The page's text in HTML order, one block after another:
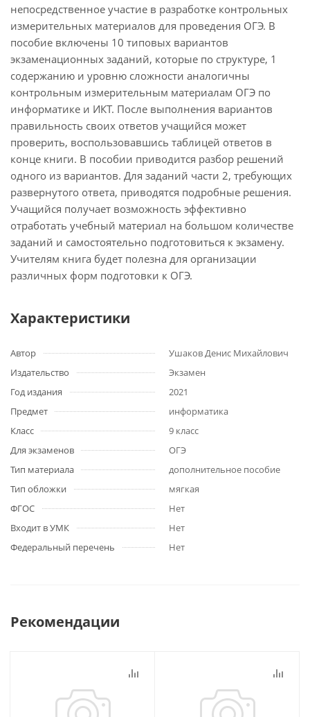
непосредственное участие в разработке контрольных
измерительных материалов для проведения ОГЭ. В
пособие включены 10 типовых вариантов
экзаменационных заданий, которые по структуре, 1
содержанию и уровню сложности аналогичны
контрольным измерительным материалам ОГЭ по
информатике и ИКТ. После выполнения вариантов
правильность своих ответов учащийся может
проверить, воспользовавшись таблицей ответов в
конце книги. В пособии приводится разбор решений
одного из вариантов. Для заданий части 2, требующих
развернутого ответа, приводятся подробные решения.
Учащийся получает возможность эффективно
отработать учебный материал на большом количестве
заданий и самостоятельно подготовиться к экзамену.
Учителям книга будет полезна для организации
различных форм подготовки к ОГЭ.
Характеристики
Автор
Ушаков Денис Михайлович
Издательство
Экзамен
Год издания
2021
Предмет
информатика
Класс
9 класс
Для экзаменов
ОГЭ
Тип материала
дополнительное пособие
Тип обложки
мягкая
ФГОС
Нет
Входит в УМК
Нет
Федеральный перечень
Нет
Рекомендации